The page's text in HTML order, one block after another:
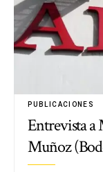
PUBLICACIONES
Entrevista a
Muñoz